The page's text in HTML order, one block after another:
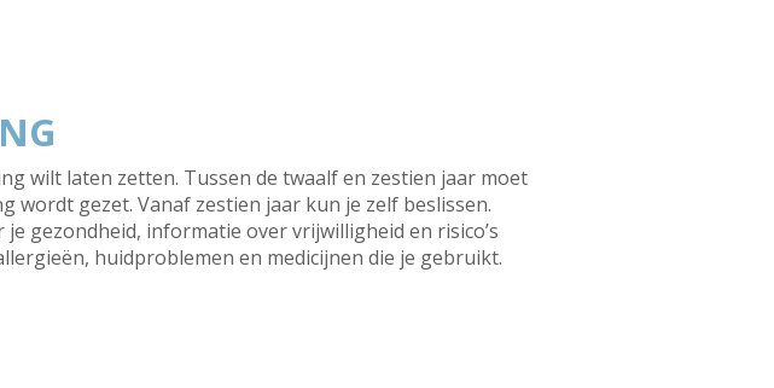
wilt laten zetten. Tussen de twaalf en zestien jaar moet
wordt gezet. Vanaf zestien jaar kun je zelf beslissen.
gezondheid, informatie over vrijwilligheid en risico’s
huidproblemen en medicijnen die je gebruikt.